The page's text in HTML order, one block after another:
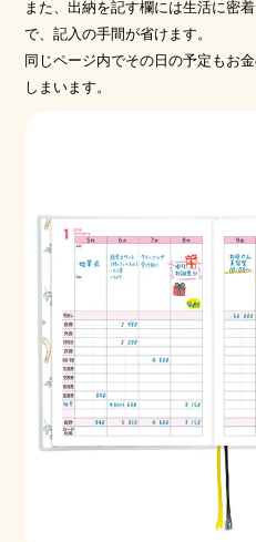
また、出納を記す欄には生活に密
で、記入の手間が省けます。
同じページ内でその日の予定もお
しまいます。